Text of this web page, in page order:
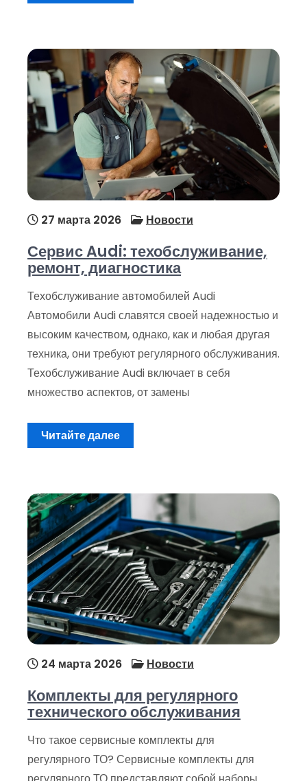
27 марта 2026 Новости
Сервис Audi: техобслуживание,
ремонт, диагностика
Техобслуживание автомобилей Audi
Автомобили Audi славятся своей надежностью и
высоким качеством, однако, как и любая другая
техника, они требуют регулярного обслуживания.
Техобслуживание Audi включает в себя
множество аспектов, от замены
Читайте далее
24 марта 2026 Новости
Комплекты для регулярного
технического обслуживания
Что такое сервисные комплекты для
регулярного ТО? Сервисные комплекты для